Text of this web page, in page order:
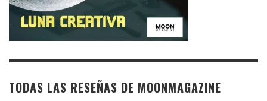
TODAS LAS RESEÑAS DE MOONMAGAZINE